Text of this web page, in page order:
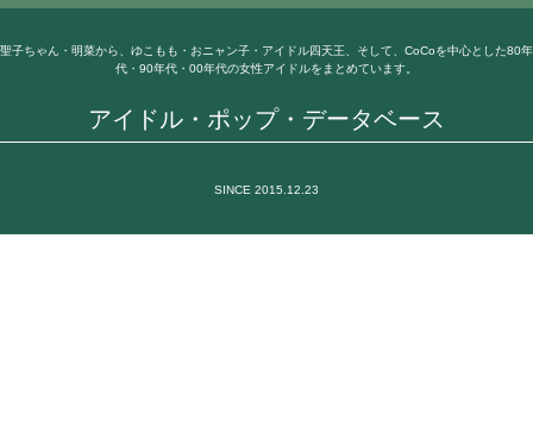
アイドル・ポップ・データベース
聖子ちゃん・明菜から、ゆこもも・おニャン子・アイドル四天王、そして、CoCoを中心とした80年
代・90年代・00年代の女性アイドルをまとめています。
SINCE 2015.12.23